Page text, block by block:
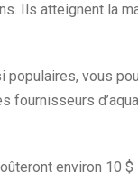
Ils atteignent la
populaires, vous
fournisseurs
environ 10